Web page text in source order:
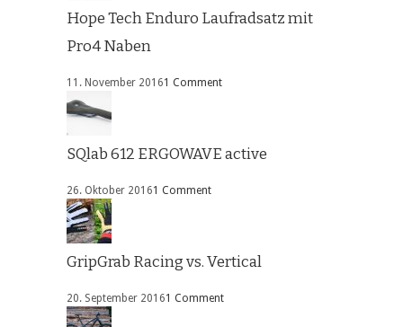
Hope Tech Enduro Laufradsatz mit
Pro4 Naben
11. November 20161 Comment
SQlab 612 ERGOWAVE active
26. Oktober 20161 Comment
GripGrab Racing vs. Vertical
20. September 20161 Comment